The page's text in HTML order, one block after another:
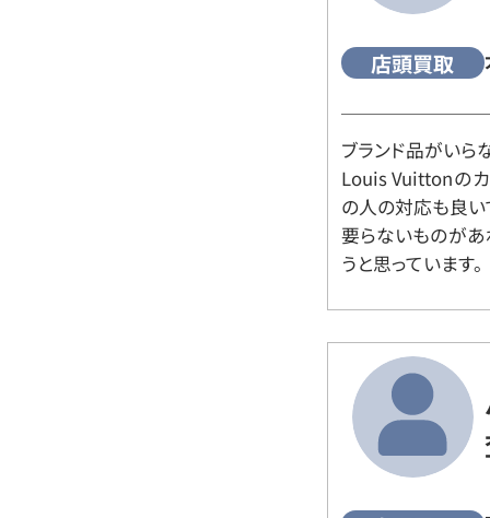
店頭買取
ブランド品がいら
Louis Vuittonの
の人の対応も良い
要らないものがあ
うと思っています。